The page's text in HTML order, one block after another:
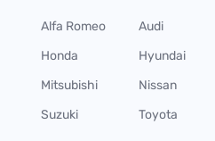
Alfa Romeo Audi
Honda
Hyundai
Mitsubishi
Nissan
Suzuki
Toyota